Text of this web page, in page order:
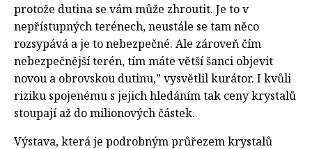
protože dutina se vám může zhroutit. Je to v
nepřístupných terénech, neustále se tam něco
rozsypává a je to nebezpečné. Ale zároveň čím
nebezpečnější terén, tím máte větší šanci objevit
novou a obrovskou dutinu,” vysvětlil kurátor. I kvůli
riziku spojenému s jejich hledáním tak ceny krystalů
stoupají až do milionových částek.
Výstava, která je podrobným průřezem krystalů